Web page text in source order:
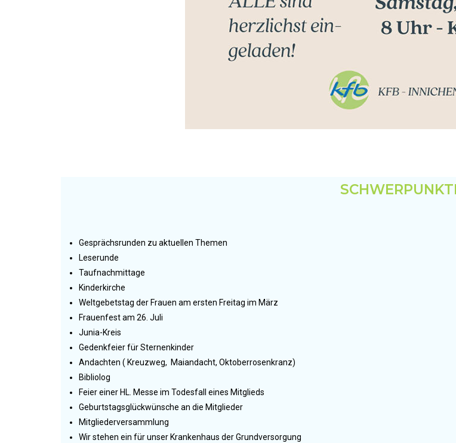
Gesprächsrunden zu aktuellen Themen
Leserunde
Taufnachmittage
Kinderkirche
Weltgebetstag der Frauen am ersten Freitag im März
Frauenfest am 26. Juli
Junia-Kreis
Gedenkfeier für Sternenkinder
Andachten ( Kreuzweg, Maiandacht, Oktoberrosenkranz)
Bibliolog
Feier einer HL. Messe im Todesfall eines Mitglieds
Geburtstagsglückwünsche an die Mitglieder
Mitgliederversammlung
Wir stehen ein für unser Krankenhaus der Grundversorgung